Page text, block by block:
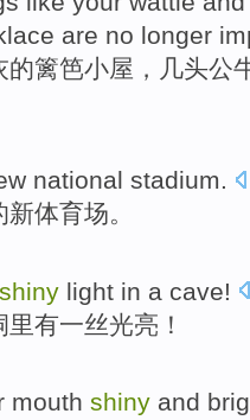
are no longer
的篱笆小屋 ， 几头公
national stadium.
新体育场。
shiny light in a cave!
里有一丝光亮 ！
mouth shiny and